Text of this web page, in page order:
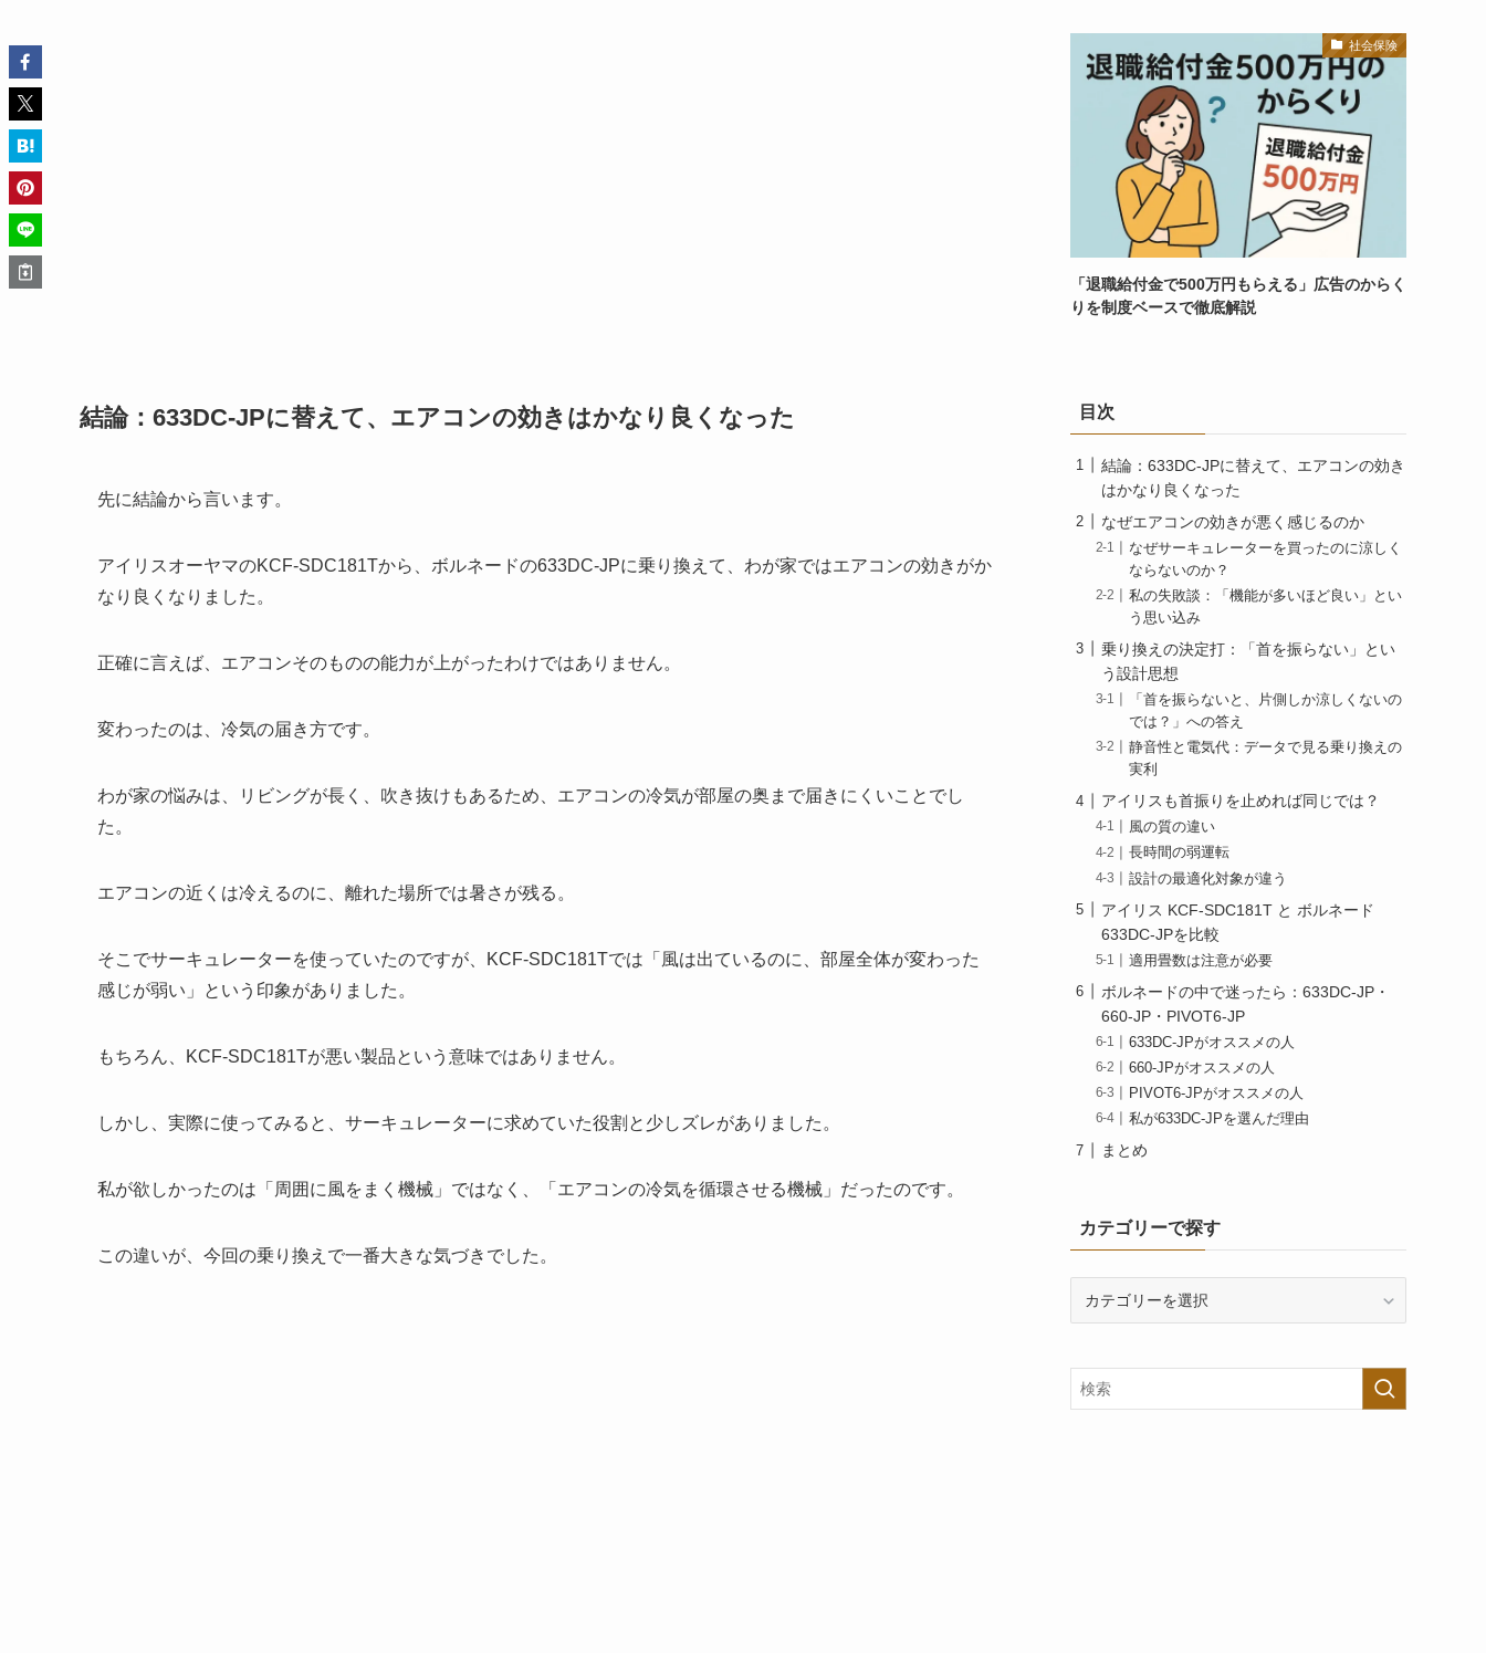
結論：633DC-JPに替えて、エアコンの効きはかなり良くなった
先に結論から言います。
アイリスオーヤマのKCF-SDC181Tから、ボルネードの633DC-JPに乗り換えて、わが家ではエアコンの効きがか
なり良くなりました。
正確に言えば、エアコンそのものの能力が上がったわけではありません。
変わったのは、冷気の届き方です。
わが家の悩みは、リビングが長く、吹き抜けもあるため、エアコンの冷気が部屋の奥まで届きにくいことでし
た。
エアコンの近くは冷えるのに、離れた場所では暑さが残る。
そこでサーキュレーターを使っていたのですが、KCF-SDC181Tでは「風は出ているのに、部屋全体が変わった
感じが弱い」という印象がありました。
もちろん、KCF-SDC181Tが悪い製品という意味ではありません。
しかし、実際に使ってみると、サーキュレーターに求めていた役割と少しズレがありました。
私が欲しかったのは「周囲に風をまく機械」ではなく、「エアコンの冷気を循環させる機械」だったのです。
この違いが、今回の乗り換えで一番大きな気づきでした。
社会保険
「退職給付金で500万円もらえる」広告のからく
りを制度ベースで徹底解説
目次
結論：633DC-JPに替えて、エアコンの効き
はかなり良くなった
なぜエアコンの効きが悪く感じるのか
なぜサーキュレーターを買ったのに涼しく
ならないのか？
私の失敗談：「機能が多いほど良い」とい
う思い込み
乗り換えの決定打：「首を振らない」とい
う設計思想
「首を振らないと、片側しか涼しくないの
では？」への答え
静音性と電気代：データで見る乗り換えの
実利
アイリスも首振りを止めれば同じでは？
風の質の違い
長時間の弱運転
設計の最適化対象が違う
アイリス KCF-SDC181T と ボルネード
633DC-JPを比較
適用畳数は注意が必要
ボルネードの中で迷ったら：633DC-JP・
660-JP・PIVOT6-JP
633DC-JPがオススメの人
660-JPがオススメの人
PIVOT6-JPがオススメの人
私が633DC-JPを選んだ理由
まとめ
カテゴリーで探す
ー
で